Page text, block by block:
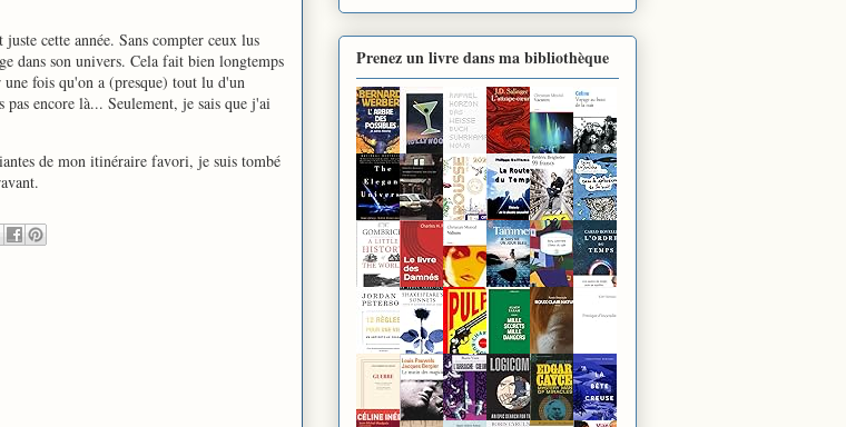
cette année. Sans compter ceux lus
dans son univers. Cela fait bien longtemps
fois qu'on a (presque) tout lu d'un
encore là... Seulement, je sais que j'ai
de mon itinéraire favori, je suis tombé
Prenez un livre dans ma bibliothèque